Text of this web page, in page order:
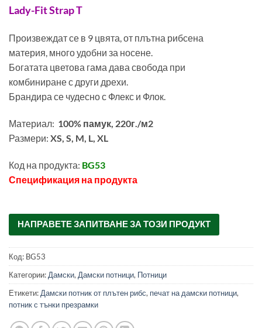
Lady-Fit Strap T
Произвеждат се в 9 цвята, от плътна рибсена
материя, много удобни за носене.
Богатата цветова гама дава свобода при
комбиниране с други дрехи.
Брандира се чудесно с Флекс и Флок.
Материал: 100% памук, 220г./м2
Размери: XS, S, M, L, XL
Код на продукта: BG53
Спецификация на продукта
НАПРАВЕТЕ ЗАПИТВАНЕ ЗА ТОЗИ ПРОДУКТ
Код: BG53
Категории: Дамски, Дамски потници, Потници
Етикети: Дамски потник от плътен рибс, печат на дамски потници,
потник с тънки презрамки